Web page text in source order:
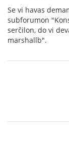
Se vi havas
subforumon
serĉilon, do vi
marshallb".